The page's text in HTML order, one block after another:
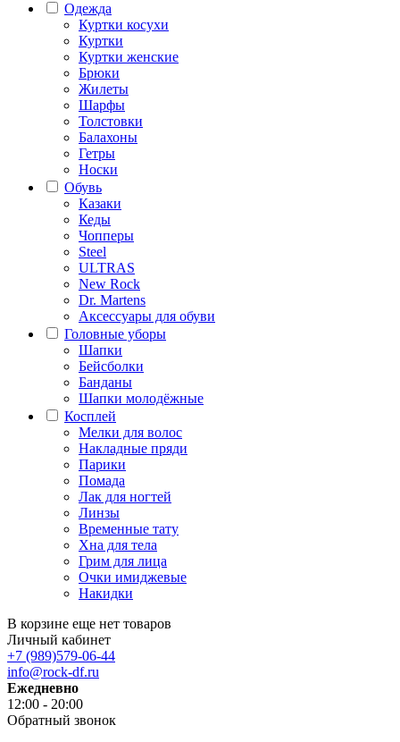
Одежда
Куртки косухи
Куртки
Куртки женские
Брюки
Жилеты
Шарфы
Толстовки
Балахоны
Гетры
Носки
Обувь
Казаки
Кеды
Чопперы
Steel
ULTRAS
New Rock
Dr. Martens
Аксессуары для обуви
Головные уборы
Шапки
Бейсболки
Банданы
Шапки молодёжные
Косплей
Мелки для волос
Накладные пряди
Парики
Помада
Лак для ногтей
Линзы
Временные тату
Хна для тела
Грим для лица
Очки имиджевые
Накидки
В корзине еще нет товаров
Личный кабинет
+7 (989)579-06-44
info@rock-df.ru
Ежедневно
12:00 - 20:00
Обратный звонок